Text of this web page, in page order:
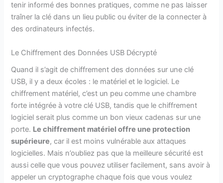
tenir informé des bonnes pratiques, comme ne pas laisser
traîner la clé dans un lieu public ou éviter de la connecter à
des ordinateurs infectés.
Le Chiffrement des Données USB Décrypté
Quand il s’agit de chiffrement des données sur une clé
USB, il y a deux écoles : le matériel et le logiciel. Le
chiffrement matériel, c’est un peu comme une chambre
forte intégrée à votre clé USB, tandis que le chiffrement
logiciel serait plus comme un bon vieux cadenas sur une
porte. Le chiffrement matériel offre une protection
supérieure, car il est moins vulnérable aux attaques
logicielles. Mais n’oubliez pas que la meilleure sécurité est
aussi celle que vous pouvez utiliser facilement, sans avoir à
appeler un cryptographe chaque fois que vous voulez